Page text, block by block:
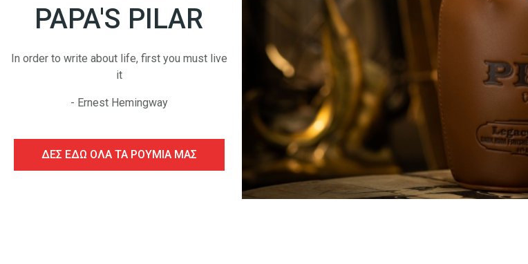
PAPA'S PILAR
In order to write about life, first you must live
it
- Ernest Hemingway
ΔΕΣ ΕΔΩ ΟΛΑ ΤΑ ΡΟΥΜΙΑ ΜΑΣ